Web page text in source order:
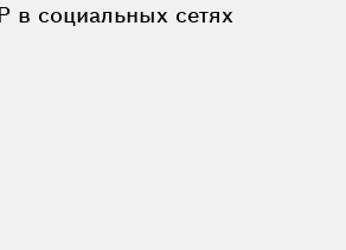
в социальных сетях